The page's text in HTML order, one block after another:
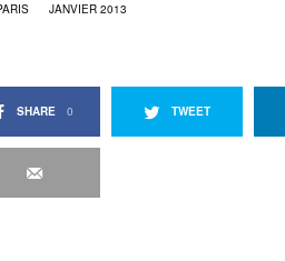
JANVIER 2013
SHARE 0 TWEET